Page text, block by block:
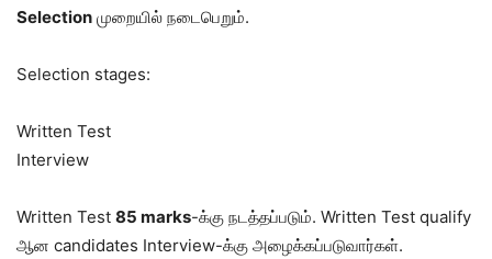
Selection முறையில் நடைபெறும்.
Selection stages:
Written Test
Interview
Written Test 85 marks-க்கு நடத்தப்படும். Written Test qualify
ஆன candidates Interview-க்கு அழைக்கப்படுவார்கள்.